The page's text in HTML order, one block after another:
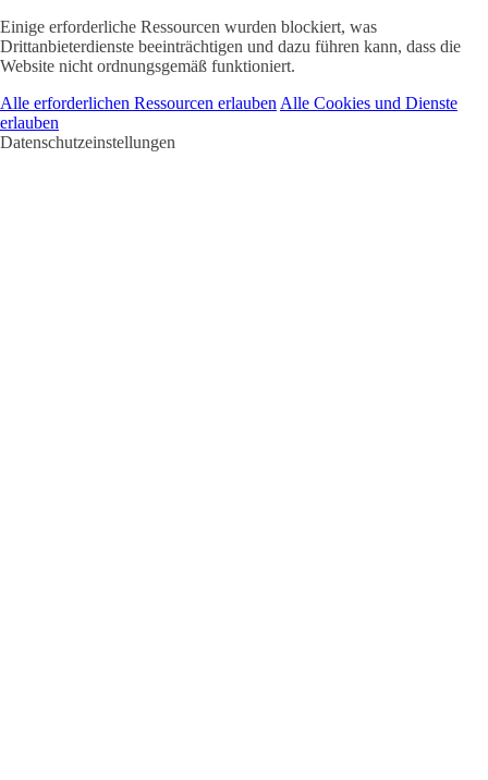
Einige erforderliche Ressourcen wurden blockiert, was
Drittanbieterdienste beeinträchtigen und dazu führen kann, dass die
Website nicht ordnungsgemäß funktioniert.
Alle erforderlichen Ressourcen erlauben Alle Cookies und Dienste
erlauben
Datenschutzeinstellungen